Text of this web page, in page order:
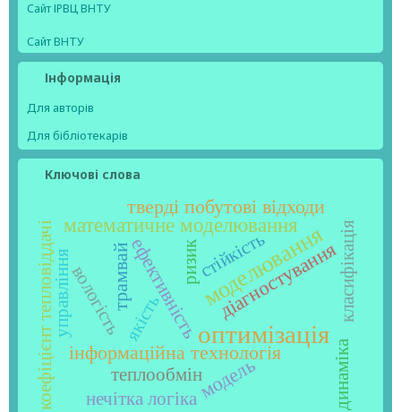
Сайт ІРВЦ ВНТУ
Сайт ВНТУ
Інформація
Для авторів
Для бібліотекарів
Ключові слова
оптимізація
моделювання
математичне моделювання
інформаційна технологія
ефективність
модель
тверді побутові відходи
діагностування
трамвай
вологість ризик
управління
теплообмін
стійкість
якість
нечітка логіка
класифікація
коефіцієнт тепловіддачі динаміка